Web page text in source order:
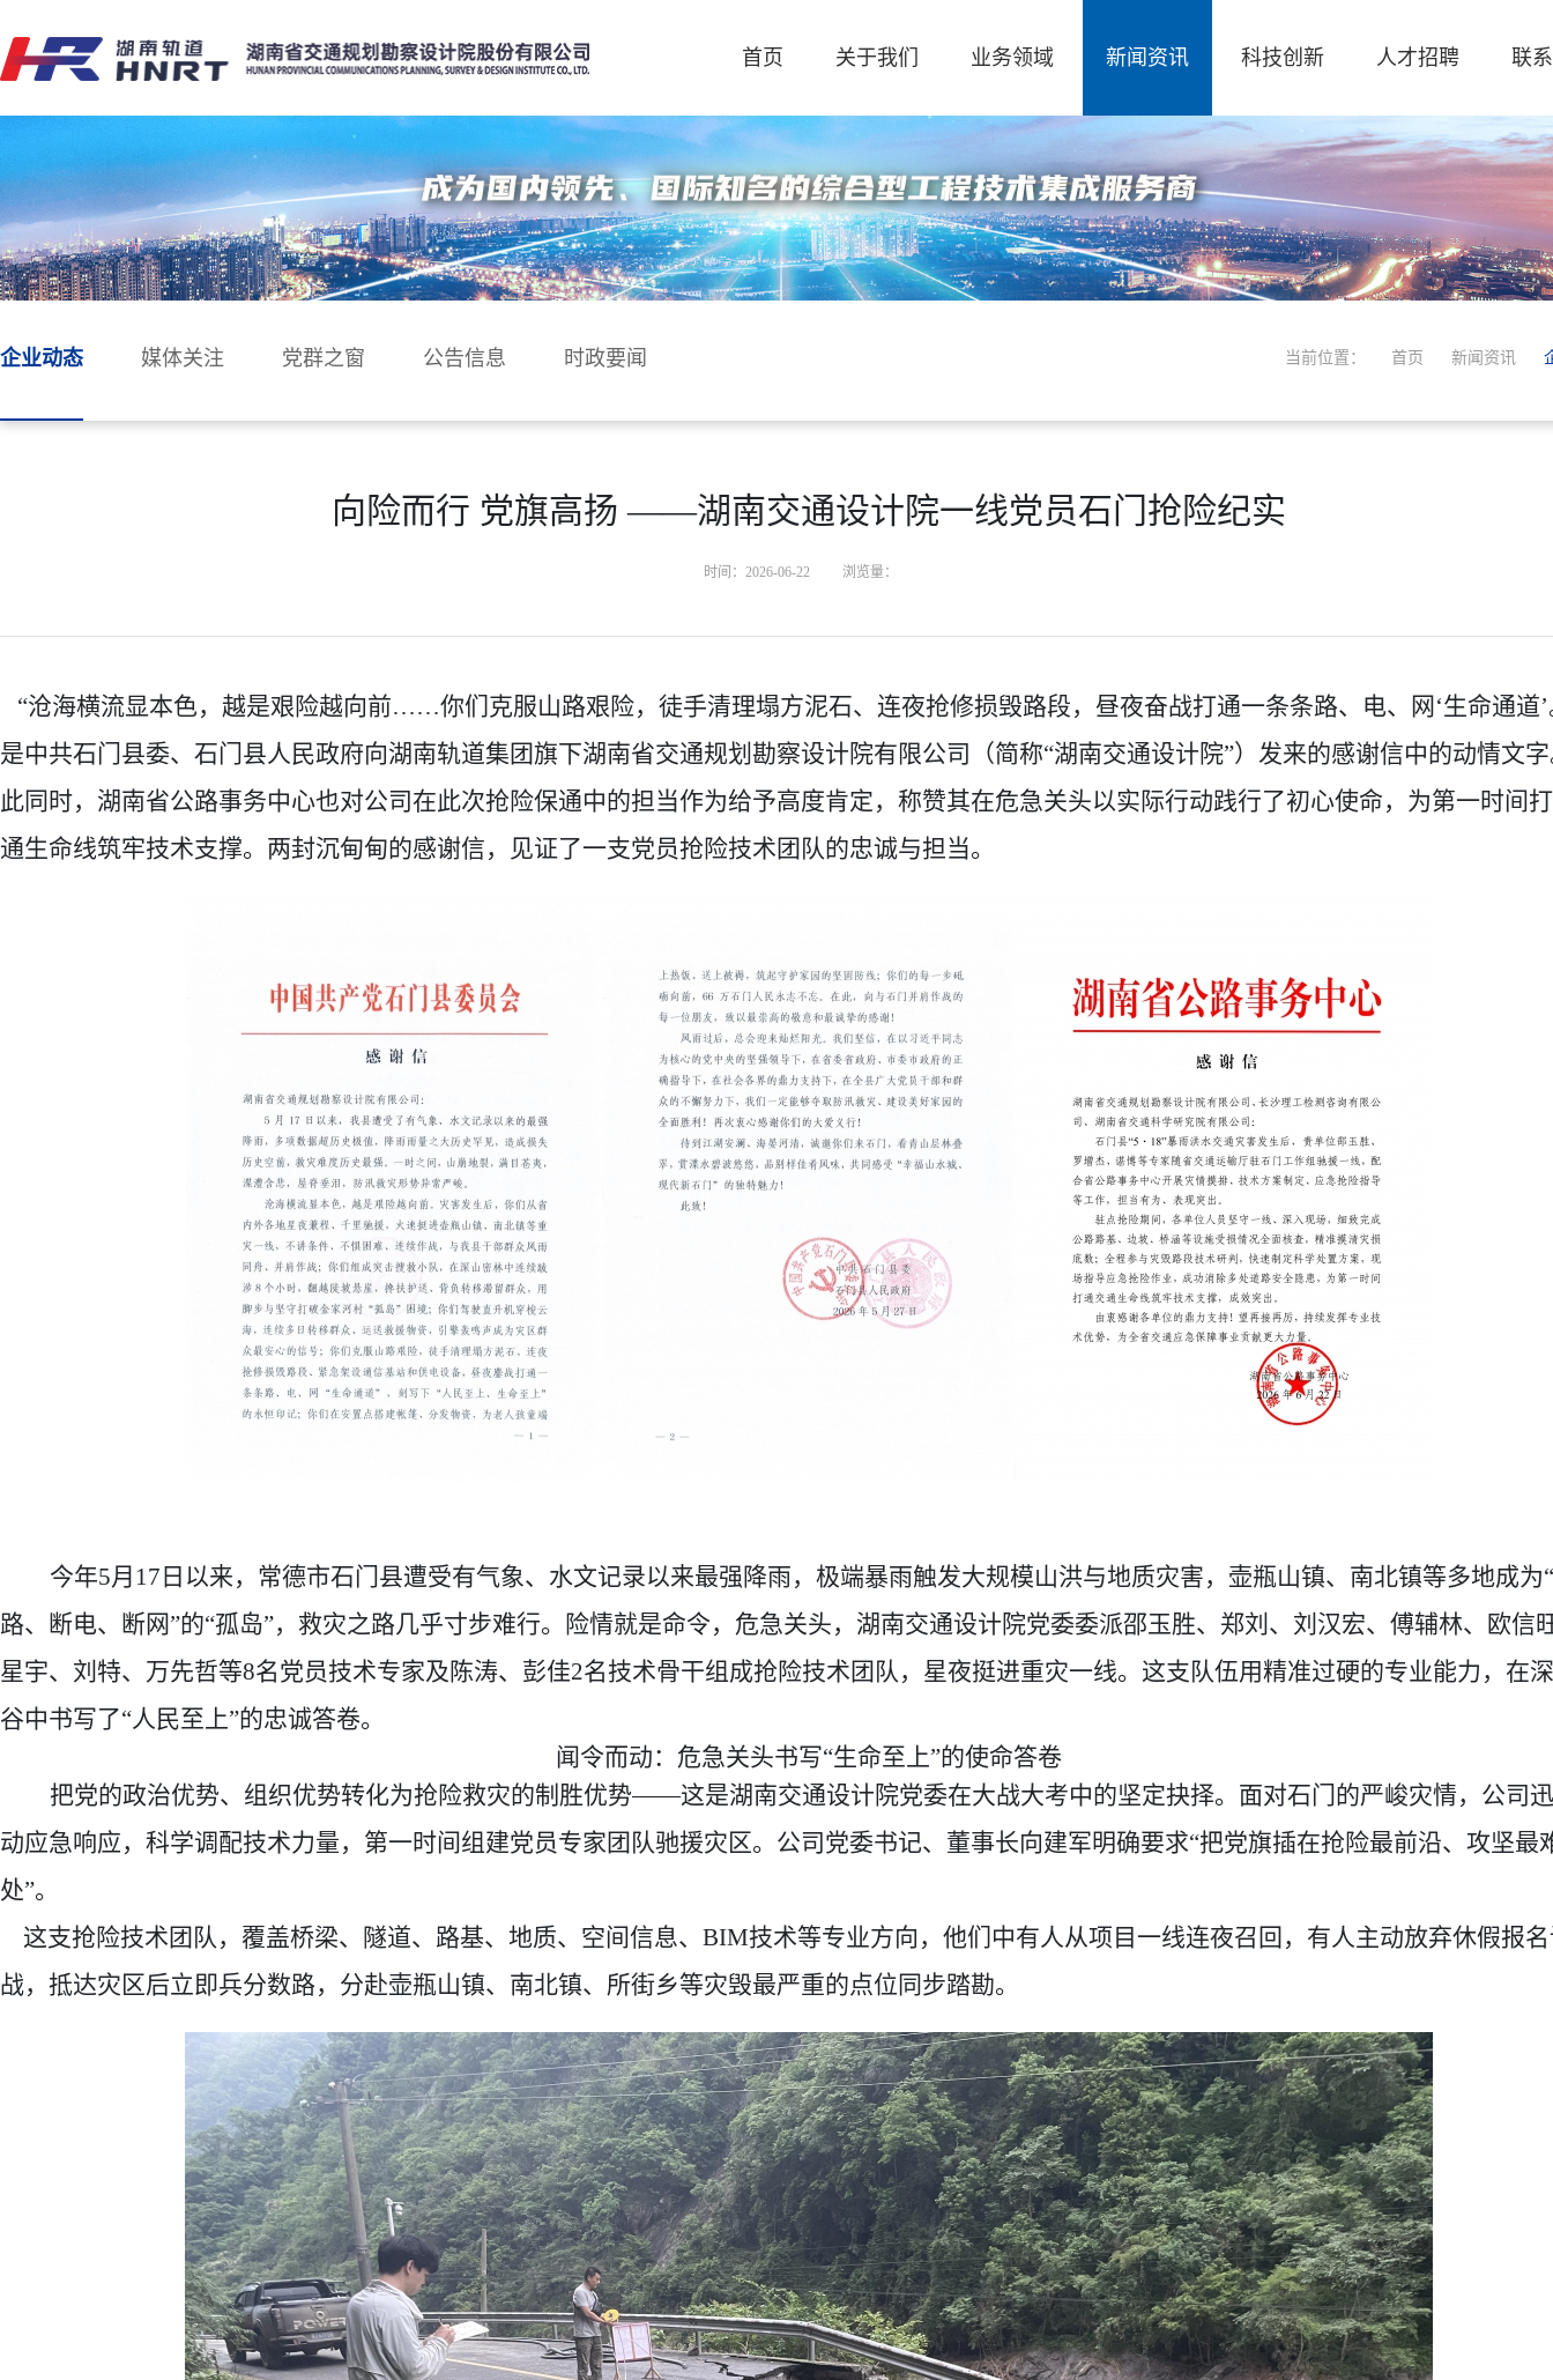
首页 关于我们 业务领域 新闻资讯 科技创新 人才招聘 联
企业动态 媒体关注 党群之窗 公告信息 时政要闻 当前位置： 首页 新闻资讯
向险而行 党旗高扬 ——湖南交通设计院一线党员石门抢险纪实
时间：2026-06-22 浏览量：
“沧海横流显本色，越是艰险越向前……你们克服山路艰险，徒手清理塌方泥石、连夜抢修损毁路段，昼夜奋战打通一条条路、电、网 ‘生命通道’
是中共石门县委、石门县人民政府向湖南轨道集团旗下湖南省交通规划勘察设计院有限公司（简称“湖南交通设计院”） 发来的感谢信中的动情文
此同时，湖南省公路事务中心也对公司 在此次抢险保通中的担当作为给予高度肯定，称赞其在危急关头以实际行动践行了初心使命， 为第一时间
通生命线筑牢技术支撑。 两封沉甸甸的感谢信，见证了一支党员抢险技术团队的忠诚与担当。
今年5月 17 日以来，常德市石门县遭受有气象、水文记录以来最强降雨， 极端暴雨触发大规模山洪与地质灾害，壶瓶山镇、南北镇等多地成为
路、断电、断网”的“孤岛”，救灾之路几乎寸步难行。 险情就是命令， 危急关头， 湖南交通设计院党委委派邵玉胜、 郑刘、 刘汉宏、 傅辅林、
欧信
星宇、刘特、万先哲等8名党员技术专家及 陈涛、 彭佳2名技术骨干组成抢险技术团队 ，星夜挺进重灾一线。 这支队伍用精准过硬的专业能力，在
谷中书写了“人 民至上”的忠诚答卷。
闻令而动：危急关头书写“生命至上”的使命答卷
把党的政治优势、组织优势转化为抢险救灾的制胜优势——这是湖南交通设计院党委在大战大考中的坚定抉择。 面对石门 的严峻灾情， 公司
动应急响应，科学调配技术力量，第一时间组建党员专家团队驰援灾区。 公司 党委书记、董事长向建军明确要求“把党旗插在抢险最前沿、攻坚最
处”。
这支抢险技术团队 ，覆盖桥梁、隧道、 路基、 地质、空间信息、 BIM技术等专业方向 ， 他们中有人从项目一线连夜召回，有人主动放弃休假报
战，抵达灾区后立即兵分数路，分赴壶瓶山镇、南北镇、所街乡等灾毁最严重的点位同步踏勘。